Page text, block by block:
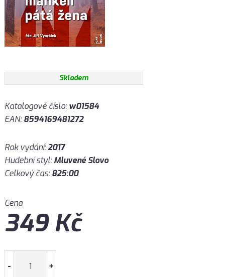
Skladem
Katalogové číslo:w01584
EAN:8594169481272
Rok vydání:2017
Hudební styl:Mluvené Slovo
Celkový čas:825:00
Cena
349Kč
- +